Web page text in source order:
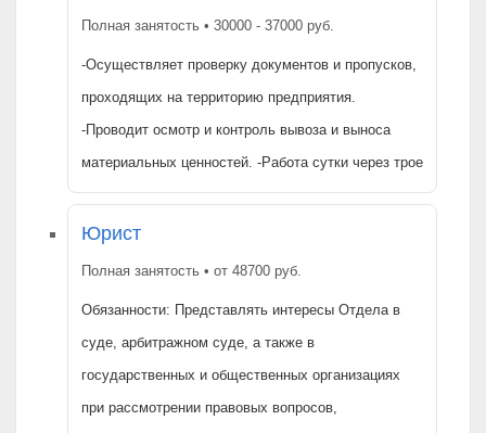
Полная занятость • 30000 - 37000 руб.
-Осуществляет проверку документов и пропусков,
проходящих на территорию предприятия.
-Проводит осмотр и контроль вывоза и выноса
материальных ценностей. -Работа сутки через трое
Юрист
Полная занятость • от 48700 руб.
Обязанности: Представлять интересы Отдела в
суде, арбитражном суде, а также в
государственных и общественных организациях
при рассмотрении правовых вопросов,